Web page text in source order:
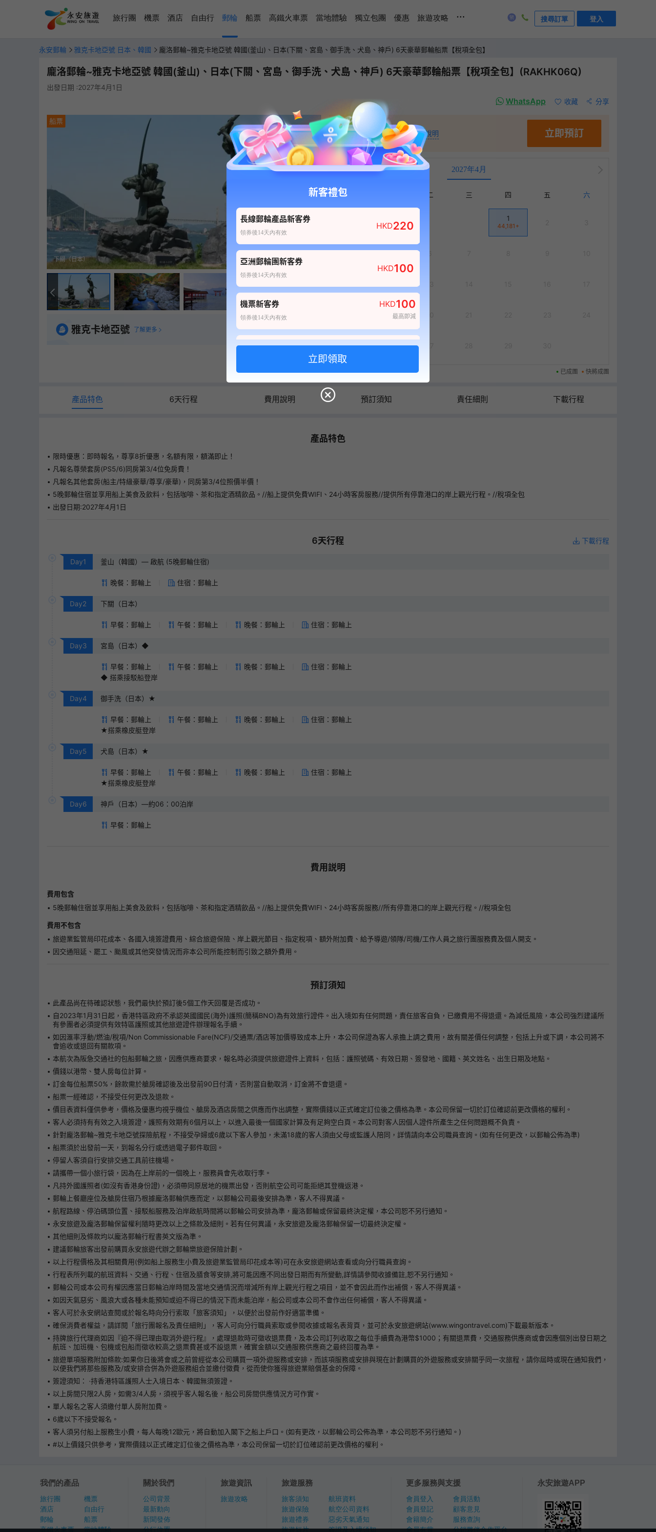
旅行團 機票 酒店 自由行 郵輪 船票 高鐵火車票 當地體驗 獨立包團 優惠 旅遊攻略 ... 搜尋訂單 登入
永安郵輪 雅克卡地亞號 日本、韓國 龐洛郵輪~雅克卡地亞號 韓國(釜山)、日本(下關、宮島、御手洗、犬島、神戶) 6天豪華郵輪船票【稅項全包】
龐洛郵輪~雅克卡地亞號 韓國(釜山)、日本(下關、宮島、御手洗、犬島、神戶) 6天豪華郵輪船票【稅項全包】(RAKHK06Q)
出發日期 :2027年4月1日
WhatsApp 收藏 分享
下關（日本） 1
船票
雅克卡地亞號 了解更多
HKD 44,181+ 起價說明 立即預訂
2027年4月
二 三 四 五 六
1
44,181 +
19
25 26
日曆價格以港幣為單位 已成團 快將成團
產品特色 6天行程 費用說明 預訂須知 責任細則 下載行程
產品特色
限時優惠：即時報名，尊享8折優惠，名額有限，額滿即止！
凡報名尊榮套房(PS5/6)同房第3/4位免房費！
凡報名其他套房(船主/特級豪華/尊享/豪華)，同房第3/4位照價半價！
5晚郵輪住宿並享用船上美食及飲料，包括咖啡、茶和指定酒精飲品。//船上提供免費WIFI、24小時客房服務//提供所有停靠港口的岸上觀光行程。//稅項全包
出發日期:2027年4月1日
6天行程 下載行程
Day1 釜山（韓國）— 啟航 (5晚郵輪住宿)
晚餐：郵輪上 住宿：郵輪上
Day2 下關（日本）
早餐：郵輪上 午餐：郵輪上 晚餐：郵輪上 住宿：郵輪上
Day3 宮島（日本）◆
早餐：郵輪上 午餐：郵輪上 晚餐：郵輪上
住宿：郵輪上
◆ 搭乘接駁船登岸
Day4 御手洗（日本）★
早餐：郵輪上 午餐：郵輪上 晚餐：郵輪上
住宿：郵輪上
★搭乘橡皮艇登岸
Day5 犬島（日本）★
早餐：郵輪上 午餐：郵輪上 晚餐：郵輪上
住宿：郵輪上
★搭乘橡皮艇登岸
Day6 神戶（日本）—約06：00泊岸
早餐：郵輪上
費用説明
費用包含
5晚郵輪住宿並享用船上美食及飲料，包括咖啡、茶和指定酒精飲品。//船上提供免費WIFI、24小時客房服務//所有停靠港口的岸上觀光行程。//稅項全包
費用不包含
旅遊業監管局印花成本、各國入境簽證費用、綜合旅遊保險、岸上觀光節目、指定稅項、額外附加費、給予導遊/領隊/司機/工作人員之旅行團服務費及個人開支。
因交通阻延、罷工、颱風或其他突發情況而非本公司所能控制而引致之額外費用。
預訂須知
此產品尚在待確認狀態，我們最快於預訂後5個工作天回覆是否成功。
自2023年1月31日起，香港特區政府不承認英國國民(海外)護照(簡稱BNO)為有效旅行證件。出入境如有任何問題，責任旅客自負，已繳費用不得退還。為減低風險，本公司強烈建議所
有參團者必須提供有效特區護照或其他旅遊證件辦理報名手續。
如因滙率浮動/燃油/稅項/Non Commissionable Fare(NCF)/交通票/酒店等加價導致成本上升，本公司保證為客人承擔上調之費用，故有關差價任何調整，包括上升或下調，本公司將不
會追收或退回有關款項。
本航次為阪急交通社的包船郵輪之旅，因應供應商要求，報名時必須提供旅遊證件上資料，包括：護照號碼、有效日期、簽發地、國籍、英文姓名、出生日期及地點。
價錢以港幣、雙人房每位計算。
訂金每位船票50%，餘款需於艙房確認後及出發前90日付清，否則當自動取消，訂金將不會退還。
船票一經確認，不接受任何更改及退款。
價目表資料僅供參考，價格及優惠均視乎機位、艙房及酒店房間之供應而作出調整，實際價錢以正式確定訂位後之價格為準。本公司保留一切於訂位確認前更改價格的權利。
客人必須持有有效之入境簽證，護照有效期有6個月以上，以進入最後一個國家計算及有足夠空白頁。本公司對客人因個人證件所產生之任何問題概不負責。
針對龐洛郵輪~雅克卡地亞號探險航程，不接受孕婦或6歲以下客人參加，未滿18歲的客人須由父母或監護人陪同，詳情請向本公司職員查詢。(如有任何更改，以郵輪公佈為準)
船票須於出發前一天，到報名分行或透過電子郵件取回。
停留人客須自行安排交通工具前往機場。
請攜帶一個小旅行袋，因為在上岸前的一個晚上，服務員會先收取行李。
凡持外國護照者(如沒有香港身份證)，必須帶同原居地的機票出發，否則航空公司可能拒絕其登機返港。
郵輪上餐廳座位及艙房住宿乃根據龐洛郵輪供應而定，以郵輪公司最後安排為準，客人不得異議。
航程路線、停泊碼頭位置、接駁船服務及泊岸啟航時間將以郵輪公司安排為準，龐洛郵輪或保留最終決定權，本公司恕不另行通知。
永安旅遊及龐洛郵輪保留權利隨時更改以上之條款及細則。若有任何異議，永安旅遊及龐洛郵輪保留一切最終決定權。
其他細則及條款均以龐洛郵輪行程書英文版為準。
建議郵輪旅客出發前購買永安旅遊代辦之郵輪樂旅遊保險計劃。
以上行程價格及其相關費用(例如船上服務生小費及旅遊業監管局印花成本等)可在永安旅遊網站查看或向分行職員查詢。
行程表所列載的航班資料、交通、行程、住宿及膳食等安排,將可能因應不同出發日期而有所變動,詳情請參閱收據備註,恕不另行通知。
郵輪公司或本公司有權因應當日郵輪泊岸時間及當地交通情況而增減所有岸上觀光行程之項目，並不會因此而作出補償，客人不得異議。
如因天氣惡劣、風浪大或各種未能預知或迫不得已的情況下而未能泊岸，船公司或本公司不會作出任何補償，客人不得異議。
客人可於永安網站查閱或於報名時向分行索取「旅客須知」，以便於出發前作好適當準備。
確保消費者權益，請詳閱「旅行團報名及責任細則」，客人可向分行職員索取或參閱收據或報名表背頁，並可於永安旅遊網站(www.wingontravel.com)下載最新版本。
持牌旅行代理商如因『迫不得已理由取消外遊行程』，處理退款時可徵收退票費，及本公司訂列收取之每位手續費為港幣$1000；有關退票費，交通服務供應商或會因應個別出發日期之
航班、加班機、包機或包船而徵收較高之退票費甚或不設退票，確實金額以交通服務供應商之最終回覆為準。
旅遊單項服務附加條款:如果你日後將會或之前曾經從本公司購買一項外遊服務或安排，而該項服務或安排與現在計劃購買的外遊服務或安排關乎同一次旅程，請你屆時或現在通知我們，
以便我們將那些服務及/或安排合併為外遊服務組合並繳付徵費，從而使你獲得旅遊業賠償基金的保障。
簽證須知： ·持香港特區護照人士入境日本、韓國無須簽證。
以上房間只限2人房，如需3/4人房，須視乎客人報名後，船公司房間供應情況方可作實。
單人報名之客人須繳付單人房附加費。
6歲以下不接受報名。
客人須另付船上服務生小費，每人每晚12歐元，將自動加入閣下之船上戶口。(如有更改，以郵輪公司公佈為準，本公司恕不另行通知。)
#以上價錢只供參考，實際價錢以正式確定訂位後之價格為準，本公司保留一切於訂位確認前更改價格的權利。
我們的產品
旅行團
酒店
郵輪
高鐵火車票
機票
自由行
船票
當地體驗
關於我們
公司背景
最新動向
新聞發佈
分行位置
旅遊資訊
旅遊攻略
旅遊服務
旅客須知
旅遊保險
旅遊禮券
旅遊短片
航班資料
航空公司資料
惡劣天氣通知
簽證及入境須知
更多服務與支援
會員登入
會員登記
會籍簡介
會員有賞
會員活動
顧客意見
服務查詢
分銷夥伴合作平台
永安旅遊APP
新客禮包
長線郵輪產品新客券
領券後14天內有效
HKD220
亞洲郵輪團新客券
領券後14天內有效
HKD100
機票新客券
領券後14天內有效
HKD100
最高即減
酒店新客券 HKD80
領券後14天內有效